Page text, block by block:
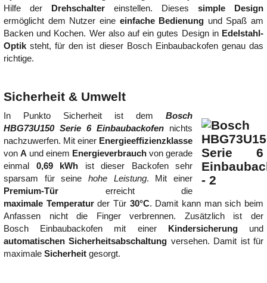
Hilfe der Drehschalter einstellen. Dieses simple Design
ermöglicht dem Nutzer eine einfache Bedienung und Spaß am
Backen und Kochen. Wer also auf ein gutes Design in Edelstahl-
Optik steht, für den ist dieser Bosch Einbaubackofen genau das
richtige.
Sicherheit & Umwelt
In Punkto Sicherheit ist dem Bosch
HBG73U150 Serie 6 Einbaubackofen nichts
nachzuwerfen. Mit einer Energieeffizienzklasse
von A und einem Energieverbrauch von gerade
einmal 0,69 kWh ist dieser Backofen sehr
sparsam für seine hohe Leistung. Mit einer
Premium-Tür erreicht die
maximale Temperaturder Tür 30°C. Damit kann man sich beim
Anfassen nicht die Finger verbrennen. Zusätzlich ist der
Bosch Einbaubackofen mit einer Kindersicherungund
automatischen Sicherheitsabschaltung versehen. Damit ist für
maximale Sicherheit gesorgt.